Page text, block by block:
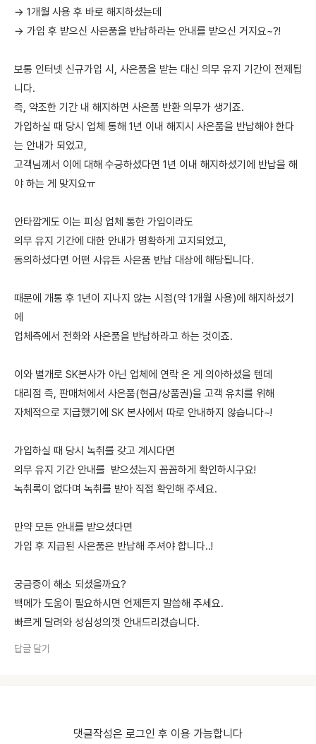
→ 1개월 사용 후 바로 해지하셨는데
→ 가입 후 받으신 사은품을 반납하라는 안내를 받으신 거지요~?!
보통 인터넷 신규가입 시, 사은품을 받는 대신 의무 유지 기간이 전제됩
니다.
즉, 약조한 기간 내 해지하면 사은품 반환 의무가 생기죠.
가입하실 때 당시 업체 통해 1년 이내 해지시 사은품을 반납해야 한다
는 안내가 되었고,
고객님께서 이에 대해 수긍하셨다면 1년 이내 해지하셨기에 반납을 해
야 하는 게 맞지요ㅠ
안타깝게도 이는 피싱 업체 통한 가입이라도
의무 유지 기간에 대한 안내가 명확하게 고지되었고,
동의하셨다면 어떤 사유든 사은품 반납 대상에 해당됩니다.
때문에 개통 후 1년이 지나지 않는 시점(약 1개월 사용)에 해지하셨기
에
업체측에서 전화와 사은품을 반납하라고 하는 것이죠.
이와 별개로 SK본사가 아닌 업체에 연락 온 게 의아하셨을 텐데
대리점 즉, 판매처에서 사은품(현금/상품권)을 고객 유치를 위해
자체적으로 지급했기에 SK 본사에서 따로 안내하지 않습니다~!
가입하실 때 당시 녹취를 갖고 계시다면
의무 유지 기간 안내를 받으셨는지 꼼꼼하게 확인하시구요!
녹취록이 없다며 녹취를 받아 직접 확인해 주세요.
만약 모든 안내를 받으셨다면
가입 후 지급된 사은품은 반납해 주셔야 합니다..!
궁금증이 해소 되셨을까요?
백메가 도움이 필요하시면 언제든지 말씀해 주세요.
빠르게 달려와 성심성의껏 안내드리겠습니다.
답글 달기
댓글작성은 로그인 후 이용 가능합니다